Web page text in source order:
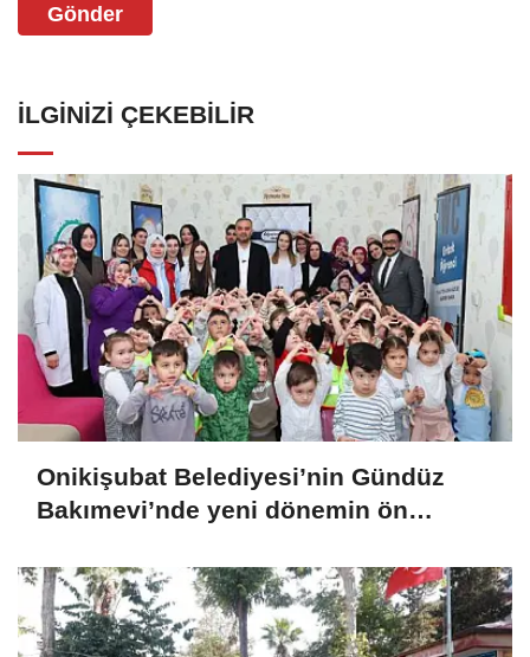
Gönder
İLGINIZI ÇEKEBILIR
Onikişubat Belediyesi’nin Gündüz
Bakımevi’nde yeni dönemin ön